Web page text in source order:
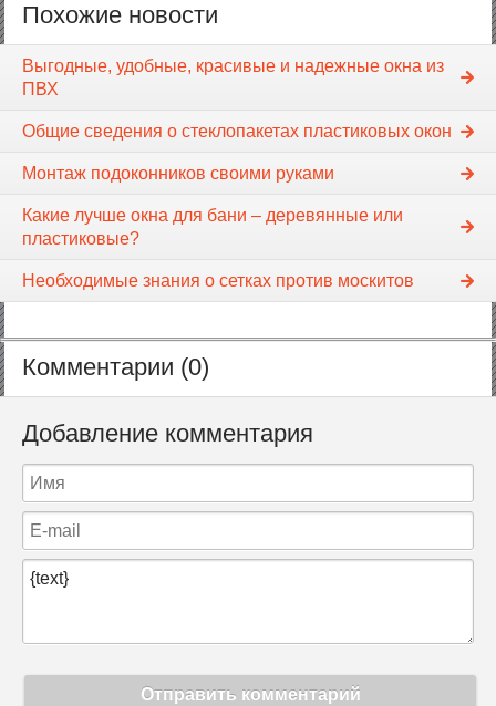
Похожие новости
Выгодные, удобные, красивые и надежные окна из
ПВХ
Общие сведения о стеклопакетах пластиковых окон
Монтаж подоконников своими руками
Какие лучше окна для бани – деревянные или
пластиковые?
Необходимые знания о сетках против москитов
Комментарии (0)
Добавление комментария
Отправить комментарий